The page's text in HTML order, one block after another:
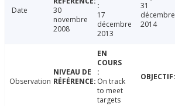
Date
30
novembre
2008
17
décembre
2013
31
décembre
2014
Observation
On track
to meet
targets